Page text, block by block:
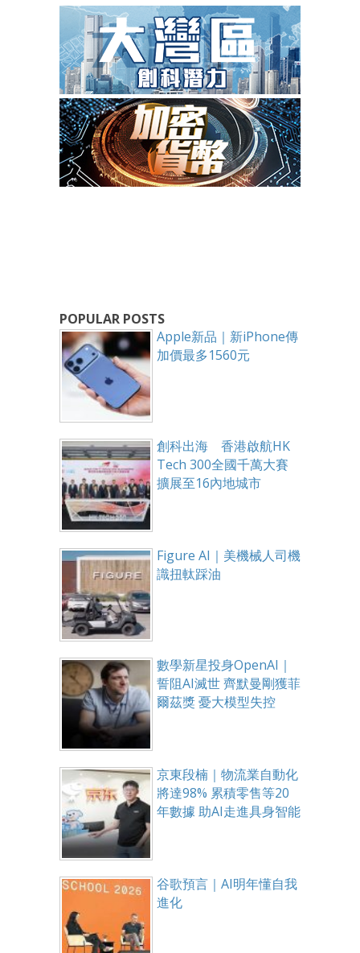
POPULAR POSTS
Apple新品｜新iPhone傳
加價最多1560元
創科出海 香港啟航HK
Tech 300全國千萬大賽
擴展至16內地城市
Figure AI｜美機械人司機
識扭軚踩油
數學新星投身OpenAI｜
誓阻AI滅世 齊默曼剛獲菲
爾茲獎 憂大模型失控
京東段楠｜物流業自動化
將達98% 累積零售等20
年數據 助AI走進具身智能
谷歌預言｜AI明年懂自我
進化